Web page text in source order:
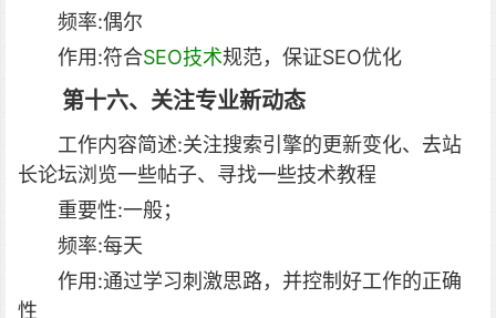
频率:偶尔
作用:符合SEO技术规范，保证SEO优化
第十六、关注专业新动态
工作内容简述:关注搜索引擎的更新变化、去站
长论坛浏览一些帖子、寻找一些技术教程
重要性:一般；
频率:每天
作用:通过学习刺激思路，并控制好工作的正确
性